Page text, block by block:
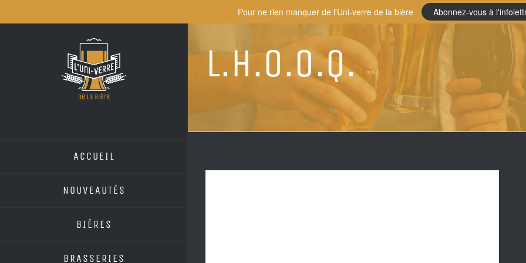
to
ACCUEIL
NOUVEAUTÉS
BIÈRES
BRASSERIES
L.H.O.O.Q.
Pour ne rien manquer de l'Uni-verre de la bière Abonnez-vous à